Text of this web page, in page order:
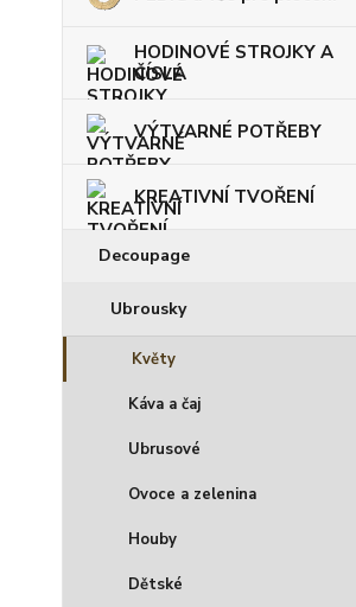
HODINOVÉ STROJKY A
ČÍSLA
VÝTVARNÉ POTŘEBY
KREATIVNÍ TVOŘENÍ
Decoupage
Ubrousky
Květy
Káva a čaj
Ubrusové
Ovoce a zelenina
Houby
Dětské